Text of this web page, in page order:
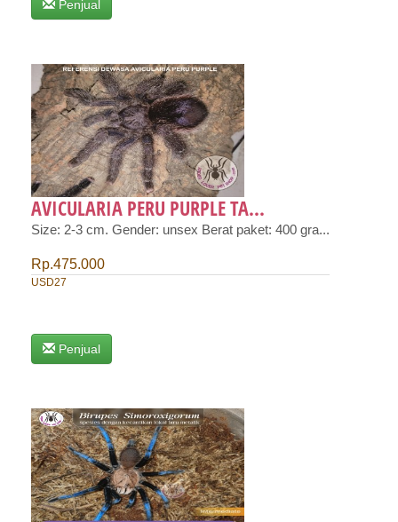
Penjual
AVICULARIA PERU PURPLE TA...
Size: 2-3 cm. Gender: unsex Berat paket: 400 gra...
Rp.475.000
USD27
Penjual